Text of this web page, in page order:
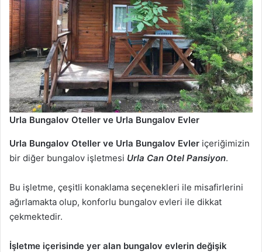
Urla Bungalov Oteller ve Urla Bungalov Evler
Urla Bungalov Oteller ve Urla Bungalov Evler içeriğimizin
bir diğer bungalov işletmesi Urla Can Otel Pansiyon.
Bu işletme, çeşitli konaklama seçenekleri ile misafirlerini
ağırlamakta olup, konforlu bungalov evleri ile dikkat
çekmektedir.
İşletme içerisinde yer alan bungalov evlerin değişik